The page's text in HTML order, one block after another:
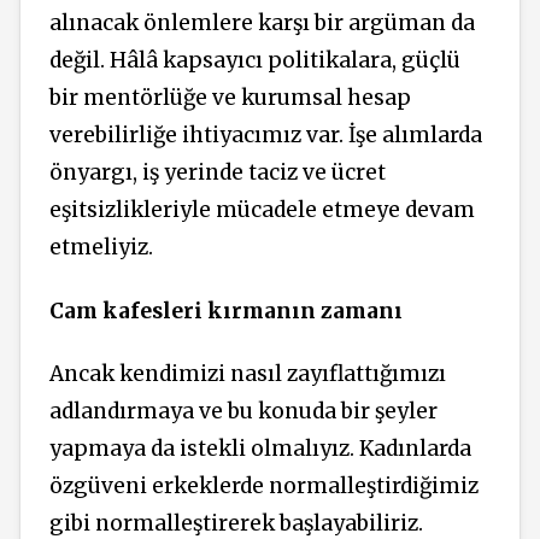
alınacak önlemlere karşı bir argüman da
değil. Hâlâ kapsayıcı politikalara, güçlü
bir mentörlüğe ve kurumsal hesap
verebilirliğe ihtiyacımız var. İşe alımlarda
önyargı, iş yerinde taciz ve ücret
eşitsizlikleriyle mücadele etmeye devam
etmeliyiz.
Cam kafesleri kırmanın zamanı
Ancak kendimizi nasıl zayıflattığımızı
adlandırmaya ve bu konuda bir şeyler
yapmaya da istekli olmalıyız. Kadınlarda
özgüveni erkeklerde normalleştirdiğimiz
gibi normalleştirerek başlayabiliriz.